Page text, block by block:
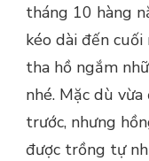
tháng 10 hàng
kéo dài đến
tha hồ ngắm
nhé. Mặc dù
trước, nhưng
được trồng tự